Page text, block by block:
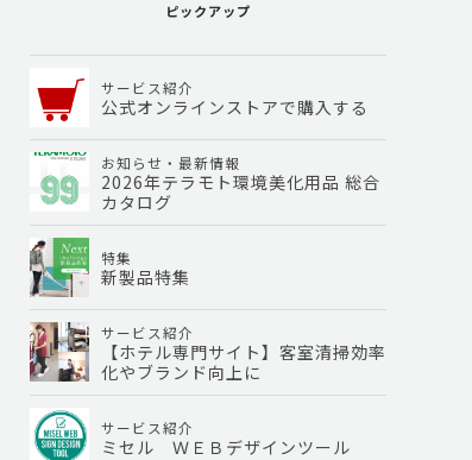
ピックアップ
サービス紹介
公式オンラインストアで購入する
お知らせ・最新情報
2026年テラモト環境美化用品 総合
カタログ
特集
新製品特集
サービス紹介
【ホテル専門サイト】客室清掃効率
化やブランド向上に
サービス紹介
ミセル ＷＥＢデザインツール